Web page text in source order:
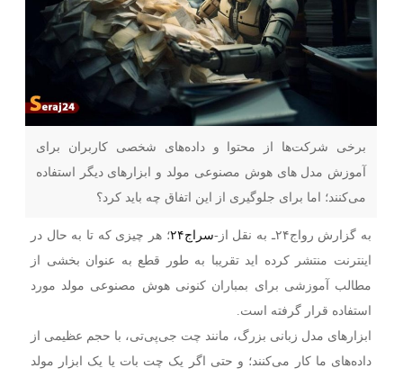
برخی شرکت‌ها از محتوا و داده‌های شخصی کاربران برای
آموزش مدل های هوش مصنوعی مولد و ابزارهای دیگر استفاده
می‌کنند؛ اما برای جلوگیری از این اتفاق چه باید کرد؟
به گزارش رواج۲۴ـ به نقل از- سراج۲۴
؛ هر چیزی که تا به حال در
اینترنت منتشر کرده اید تقریبا به طور قطع به عنوان بخشی از
مطالب آموزشی برای بمباران کنونی هوش مصنوعی مولد مورد
استفاده قرار گرفته است.
ابزار‌های مدل زبانی بزرگ، مانند چت جی‌پی‌تی، با حجم عظیمی از
داده‌های ما کار می‌کنند؛ و حتی اگر یک چت بات یا یک ابزار مولد